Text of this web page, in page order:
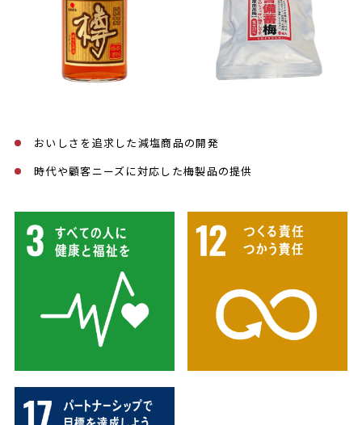
おいしさを追求した減塩商品の開発
時代や顧客ニーズに対応した梅製品の提供